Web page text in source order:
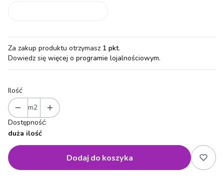
Za zakup produktu otrzymasz 1 pkt.
Dowiedz się więcej o programie lojalnościowym.
Ilość
m2
Dostępność:
duża ilość
Dodaj do koszyka